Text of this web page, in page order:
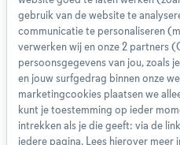
gebruik van de website te
communicatie te personaliseren
verwerken wij en onze 2 partners
persoonsgegevens van jou, zoals
en jouw surfgedrag binnen onze
marketingcookies plaatsen we
kunt je toestemming op ieder
intrekken als je die geeft: via de
iedere pagina. Lees hierover meer